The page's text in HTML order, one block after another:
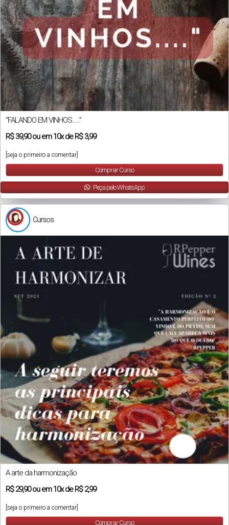
“FALANDO EM VINHOS…..”
R$39,90ou em10xdeR$ 3,99
[seja o primeiro a comentar]
Comprar Curso
Peça pelo WhatsApp
Cursos
A arte da harmonização
R$29,90ou em10xdeR$ 2,99
[seja o primeiro a comentar]
Comprar Curso